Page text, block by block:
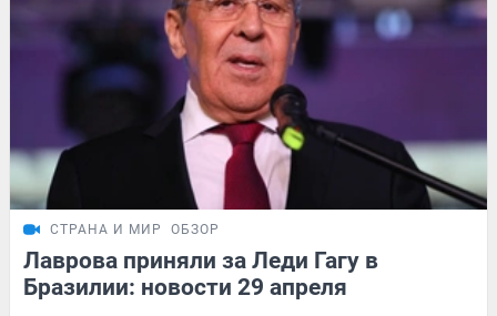
СТРАНА И МИР ОБЗОР
Лаврова приняли за Леди Гагу в
Бразилии: новости 29 апреля